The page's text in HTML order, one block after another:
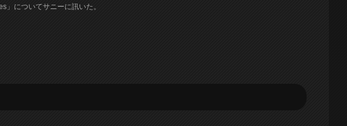
」についてサニーに訊いた。